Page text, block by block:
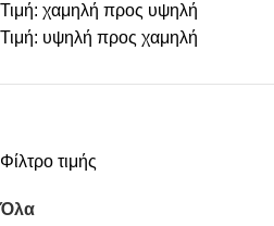
Τιμή: χαμηλή προς υψηλή
Τιμή: υψηλή προς χαμηλή
Φίλτρο τιμής
Όλα